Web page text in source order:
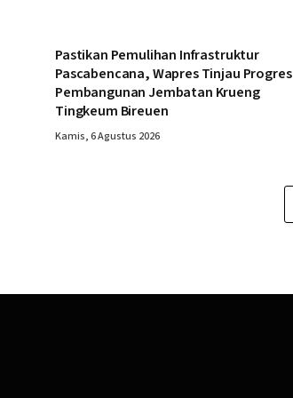
Pastikan Pemulihan Infrastruktur
Pascabencana, Wapres Tinjau Progres
Pembangunan Jembatan Krueng
Tingkeum Bireuen
Kamis, 6 Agustus 2026